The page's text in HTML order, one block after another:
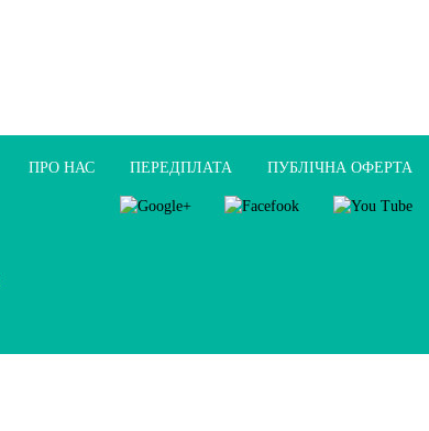
ПРО НАС ПЕРЕДПЛАТА ПУБЛIЧНА ОФЕРТА